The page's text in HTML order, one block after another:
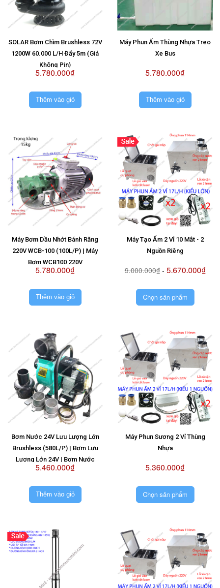
SOLAR Bơm Chìm Brushless 72V
1200W 60.000 L/H Đẩy 5m (Giá
Không Pin)
5.780.000₫
Thêm vào giỏ
Máy Phun Ẩm Thùng Nhựa Treo
Xe Bus
5.780.000₫
Thêm vào giỏ
Máy Bơm Dầu Nhớt Bánh Răng
220V WCB-100 (100L/P) | Máy
Bơm WCB100 220V
5.780.000₫
Thêm vào giỏ
Máy Tạo Ẩm 2 Vỉ 10 Mắt - 2
Nguồn Riêng
9.000.000₫- 5.670.000₫
Chọn sản phẩm
Bơm Nước 24V Lưu Lượng Lớn
Brushless (580L/P) | Bơm Lưu
Lượng Lớn 24V | Bơm Nước
Brushless 24V | Máy Bơm Không
5.460.000₫
Thêm vào giỏ
Máy Phun Sương 2 Vỉ Thùng
Nhựa
5.360.000₫
Chọn sản phẩm